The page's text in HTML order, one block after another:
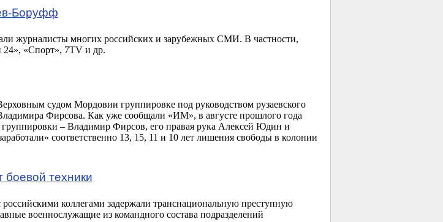
Боруфф
журналисты многих российских и зарубежных СМИ. В частности,
24», «Спорт», 7TV и др.
судом Мордовии группировке под руководством рузаевского
Фирсова. Как уже сообщали «ИМ», в августе прошлого года
– Владимир Фирсов, его правая рука Алексей Юдин и
соответственно 13, 15, 11 и 10 лет лишения свободы в колонии
техники
коллегами задержали транснациональную преступную
военнослужащие из командного состава подразделений